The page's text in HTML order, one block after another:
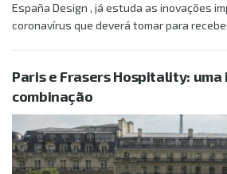
España Design , já estuda as inovações
coronavírus que deverá tomar para
Paris e Frasers Hospitality:
combinação